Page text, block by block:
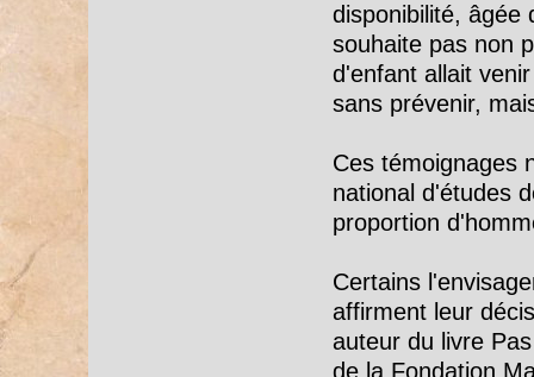
disponibilité, âgée
souhaite pas non
d'enfant allait
sans prévenir,
Ces témoignages
national d'études
proportion
Certains
affirment leur
auteur du livre
de la Fondation